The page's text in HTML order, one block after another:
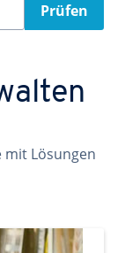
Prüfen
mit Lösungen